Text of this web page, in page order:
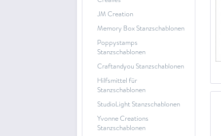
JM Creation
Memory Box Stanzschablonen
Poppystamps
Stanzschablonen
Craftandyou Stanzschablonen
Hilfsmittel für
Stanzschablonen
StudioLight Stanzschablonen
Yvonne Creations
Stanzschablonen